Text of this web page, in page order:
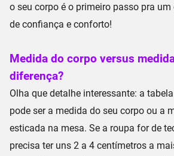
o seu corpo é o primeiro passo pra um
de confiança e conforto!
Medida do corpo versus
diferença?
Olha que detalhe interessante: a
pode ser a medida do seu corpo ou a
esticada na mesa. Se a roupa for de
precisa ter uns 2 a 4 centímetros a